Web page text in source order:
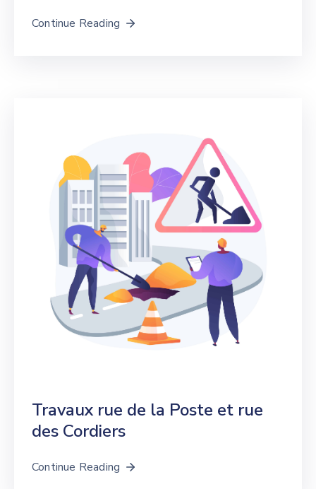
Continue Reading
Travaux rue de la Poste et rue
des Cordiers
Continue Reading